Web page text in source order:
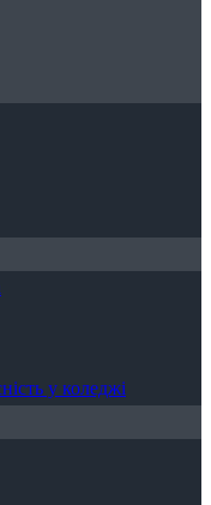
у коледжі